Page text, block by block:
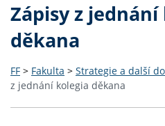
Zápisy z jednání
děkana
FF > Fakulta > Strategie a další
z jednání kolegia děkana